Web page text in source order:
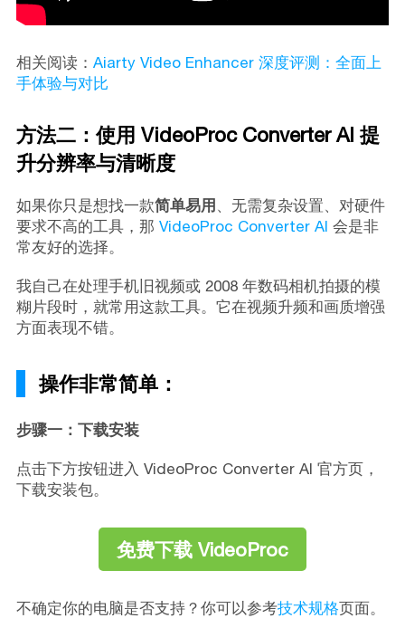
相关阅读： Aiarty Video Enhancer 深度评测：全面上
手体验与对比
方法二：使用 VideoProc Converter AI 提
升分辨率与清晰度
如果你只是想找一款简单易用 、无需复杂设置、对硬件
要求不高的工具，那 VideoProc Converter AI 会是非
常友好的选择。
我自己在处理手机旧视频或 2008 年数码相机拍摄的模
糊片段时，就常用这款工具。它在视频升频和画质增强
方面表现不错。
操作非常简单：
步骤一：下载安装
点击下方按钮进入 VideoProc Converter AI 官方页，
下载安装包。
免费下载 VideoProc
不确定你的电脑是否支持？你可以参考技术规格页面。